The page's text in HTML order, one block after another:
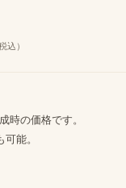
込）
時の​価格です。
能。